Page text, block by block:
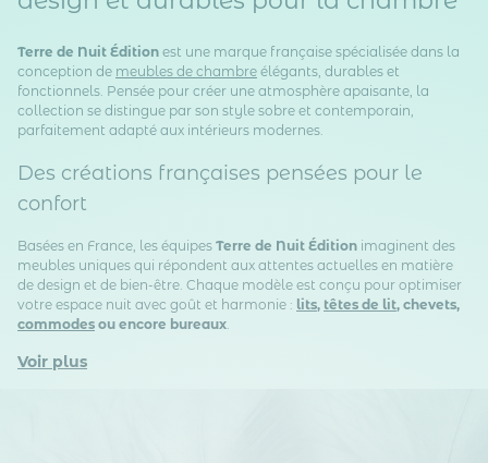
Terre de Nuit Édition est une marque française spécialisée dans la
conception de meubles de chambre élégants, durables et
fonctionnels. Pensée pour créer une atmosphère apaisante, la
collection se distingue par son style sobre et contemporain,
parfaitement adapté aux intérieurs modernes.
Des créations françaises pensées pour le
confort
Basées en France, les équipes Terre de Nuit Édition imaginent des
meubles uniques qui répondent aux attentes actuelles en matière
de design et de bien-être. Chaque modèle est conçu pour optimiser
votre espace nuit avec goût et harmonie : lits, têtes de lit, chevets,
commodes ou encore bureaux.
Voir plus